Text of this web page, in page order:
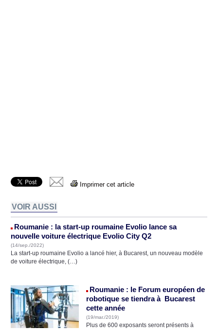
Imprimer cet article
VOIR AUSSI
Roumanie : la start-up roumaine Evolio lance sa
nouvelle voiture électrique Evolio City Q2
(14/sep./2022)
La start-up roumaine Evolio a lancé hier, à Bucarest, un nouveau modèle
de voiture électrique, (…)
Roumanie : le Forum européen de
robotique se tiendra à Bucarest
cette année
(19/mar./2019)
Plus de 600 exposants seront présents à